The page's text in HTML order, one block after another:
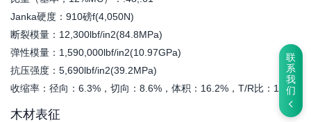
联
系
我
们
Janka硬度：910磅f(4,050N)
断裂模量：12,300lbf/in2(84.8MPa)
弹性模量：1,590,000lbf/in2(10.97GPa)
抗压强度：5,690lbf/in2(39.2MPa)
收缩率：径向：6.3%，切向：8.6%，体积：16.2%，T/R比：1.4
木材表征